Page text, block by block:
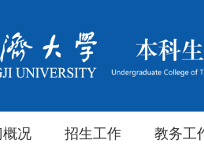
概况 招生工作 教务工